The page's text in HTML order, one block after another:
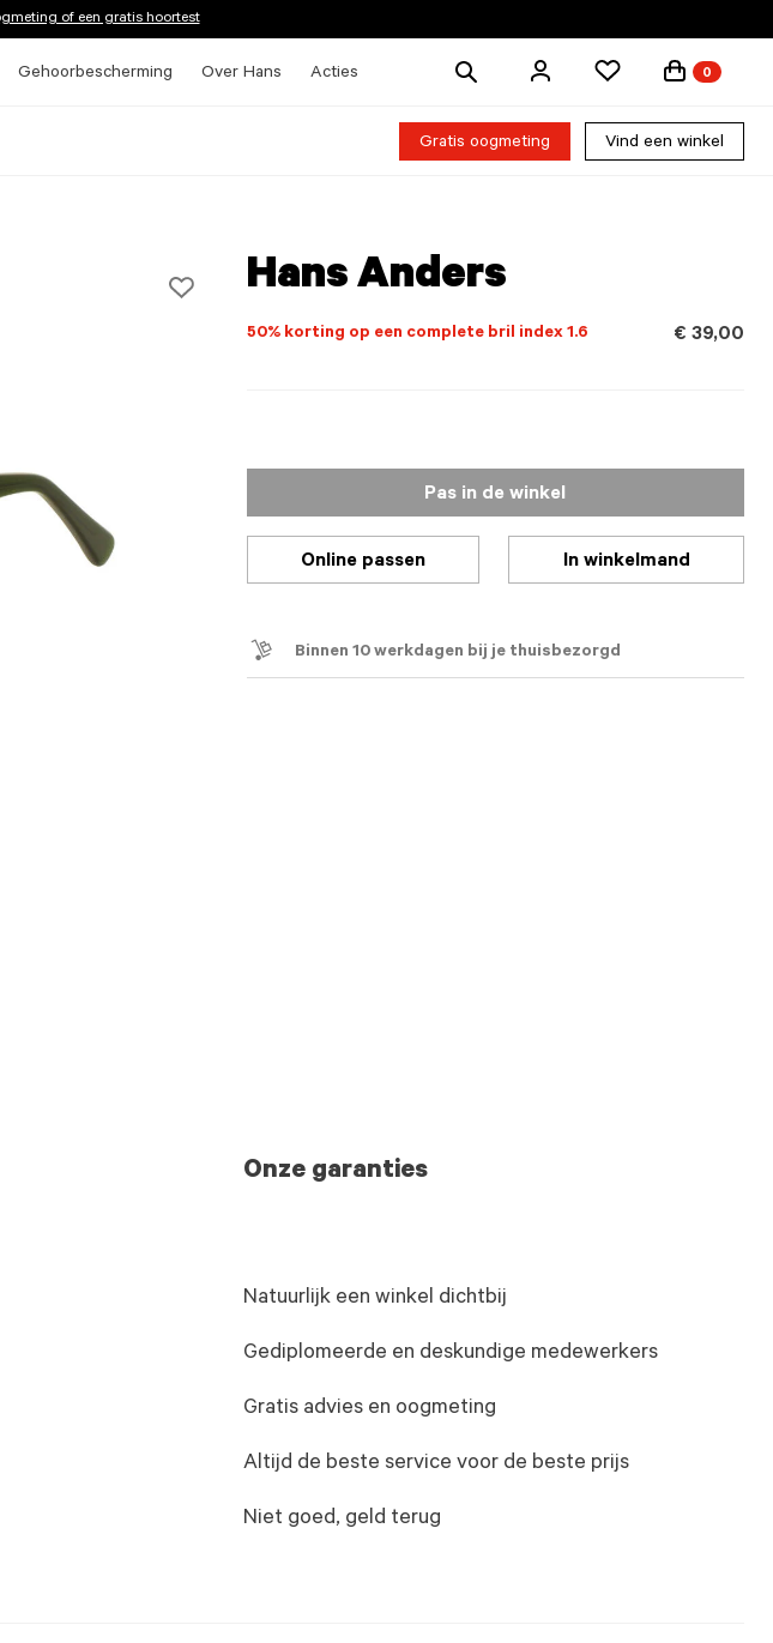
of een gratis hoortest
Gehoorbescherming Over Hans Acties
Zoek
0
Gratis oogmeting Vind een winkel
Hans Anders
50% korting op een complete bril index 1.6 € 39,00
Pas in de winkel
Online passen In winkelmand
Binnen 10 werkdagen bij je thuisbezorgd
Onze garanties
Natuurlijk een winkel dichtbij
Gediplomeerde en deskundige medewerkers
Gratis advies en oogmeting
Altijd de beste service voor de beste prijs
Niet goed, geld terug